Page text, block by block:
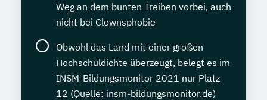
Weg an dem bunten Treiben vorbei, auch
nicht bei Clownsphobie
Obwohl das Land mit einer großen
Hochschuldichte überzeugt, belegt es im
INSM-Bildungsmonitor 2021 nur Platz
12 (Quelle: insm-bildungsmonitor.de)